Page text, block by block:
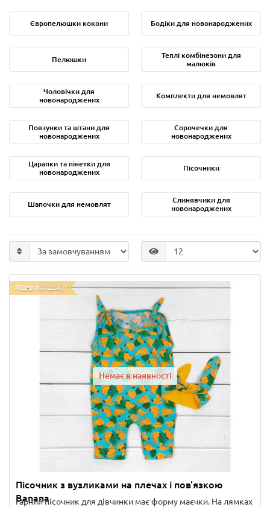
Європелюшки кокони Бодіки для новонароджених
Пелюшки
Теплі комбінезони для
малюків
Чоловічки для
новонароджених
Комплекти для немовлят
Повзунки та штани для
новонароджених
Сорочечки для
новонароджених
Царапки та пінетки для
новонароджених
Пісочники
Шапочки для немовлят
Слинявчики для
новонароджених
Лідер продажу!
Немає в наявності
Пісочник з вузликами на плечах і пов'язкою
Banana
Гарний пісочник для дівчинки має форму маєчки. На лямках